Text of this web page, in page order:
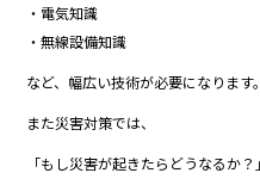
・電気知識
・無線設備知識
など、幅広い技術が必要になります。
また災害対策では、
「もし災害が起きたらどうなるか？」